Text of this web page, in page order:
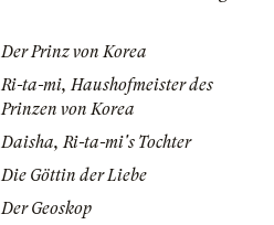
Der Prinz von Korea
Ri-ta-mi, Haushofmeister des
Prinzen von Korea
Daisha, Ri-ta-mi's Tochter
Die Göttin der Liebe
Der Geoskop